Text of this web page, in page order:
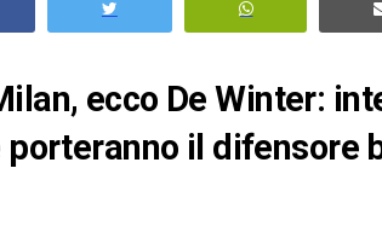
ecco De Winter:
porteranno il difensore